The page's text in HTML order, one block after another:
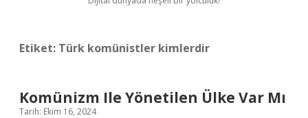
Etiket: Türk komünistler kimlerdir
Komünizm Ile Yönetilen Ülke Var Mı
Tarih: Ekim 16, 2024